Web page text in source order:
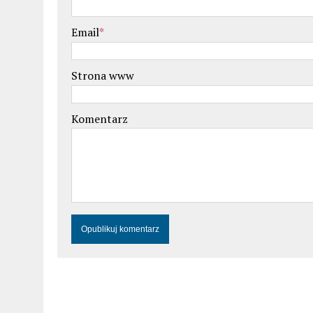
Email*
Strona www
Komentarz